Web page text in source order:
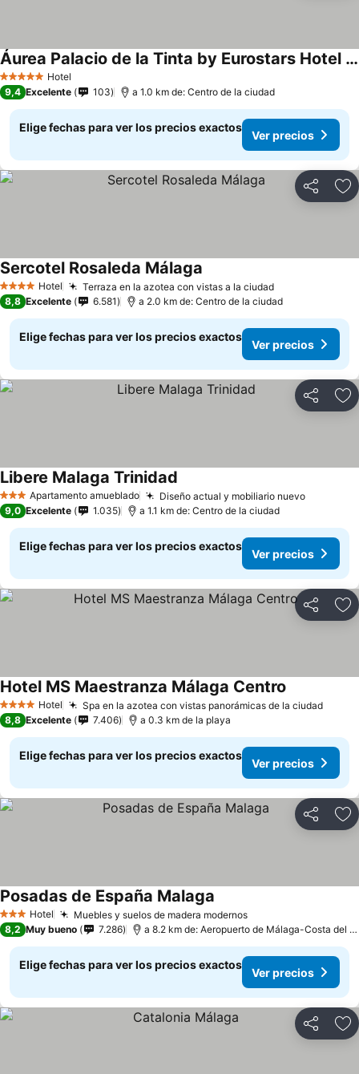
5 Estrellas Hotel
Áurea Palacio de la Tinta by Eurostars Hotel Company
9,4 Excelente 103 a 1.0 km de: Centro de la ciudad
Elige fechas para ver los precios exactos
Ver precios
Compartir
4 EstrellasHotel Terraza en la azotea con vistas a la ciudad
Sercotel Rosaleda Málaga
8,8 Excelente 6.581 a 2.0 km de: Centro de la ciudad
Elige fechas para ver los precios exactos
Ver precios
Compartir
3 EstrellasApartamento amueblado Diseño actual y mobiliario nuevo
Libere Malaga Trinidad
9,0 Excelente 1.035 a 1.1 km de: Centro de la ciudad
Elige fechas para ver los precios exactos
Ver precios
Compartir
4 EstrellasHotel Spa en la azotea con vistas panorámicas de la ciudad
Hotel MS Maestranza Málaga Centro
8,8 Excelente 7.406 a 0.3 km de la playa
Elige fechas para ver los precios exactos
Ver precios
Compartir
3 Estrellas
Hotel Muebles y suelos de madera modernos
Posadas de España Malaga
8,2 Muy bueno 7.286 a 8.2 km de: Aeropuerto de Málaga-Costa del Sol
Elige fechas para ver los precios exactos
Ver precios
Compartir